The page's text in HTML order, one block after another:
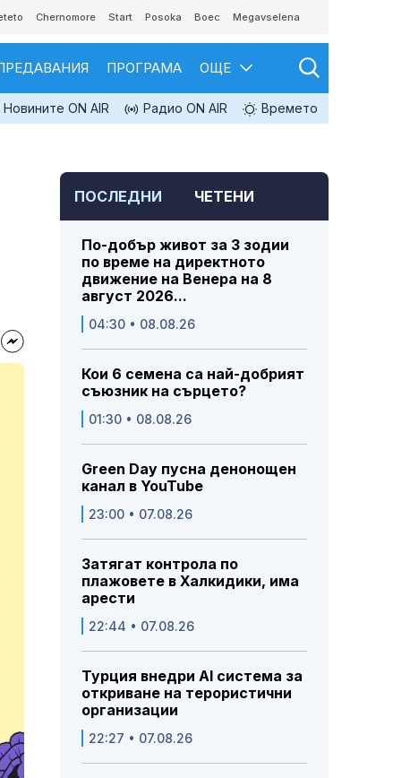
Chernomore Start Posoka Boec Megavselena
ПРОГРАМА ОЩЕ
Новините ON AIR Радио ON AIR Времето
ПОСЛЕДНИ ЧЕТЕНИ
По-добър живот за 3 зодии
по време на директното
движение на Венера на 8
август 2026...
04:30 • 08.08.26
Кои 6 семена са най-добрият
съюзник на сърцето?
01:30 • 08.08.26
Green Day пусна денонощен
канал в YouTube
23:00 • 07.08.26
Затягат контрола по
плажовете в Халкидики, има
арести
22:44 • 07.08.26
Турция внедри AI система за
откриване на терористични
организации
22:27 • 07.08.26